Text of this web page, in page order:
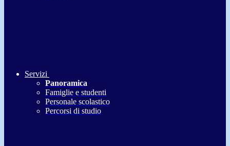
Servizi
Panoramica
Famiglie e studenti
Personale scolastico
Percorsi di studio